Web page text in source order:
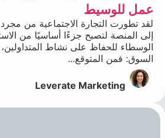
عمل للوسيط
لقد تطورت التجارة الاجتماعية من
إلى المنصة لتصبح جزءًا أساسيًا من
الوسطاء للحفاظ على نشاط
السوق: فمن المتوقع...
Leverate Marketing